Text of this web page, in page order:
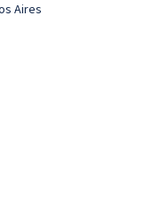
Aires